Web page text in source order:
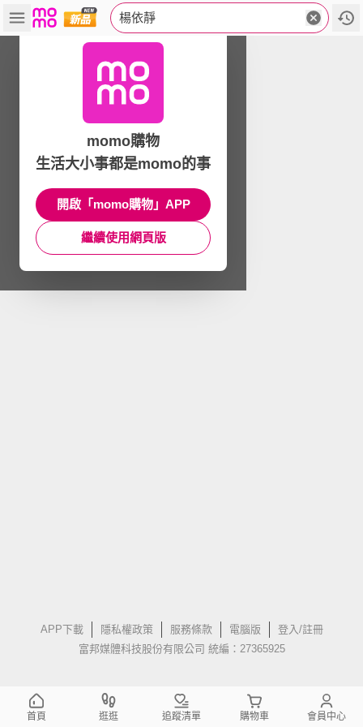
楊依靜
APP下載 隱私權政策 服務條款 電腦版
登入/註冊
富邦媒體科技股份有限公司 統編：27365925
momo購物
生活大小事都是momo的事
開啟「momo購物」APP
繼續使用網頁版
首頁 逛逛 追蹤清單 購物車 會員中心